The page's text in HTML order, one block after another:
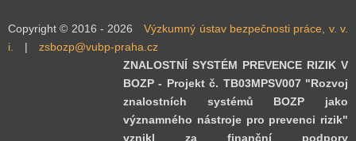
Copyright © 2016 - 2026
Výzkumný ústav bezpečnosti práce, v. v.
i.
|
zsbozp@vubp-praha.cz
ZNALOSTNÍ SYSTÉM PREVENCE RIZIK V
BOZP - Projekt č. TB03MPSV007 "Rozvoj
znalostních systémů BOZP jako
významného nástroje pro prevenci rizik"
vznikl za finanční podpory